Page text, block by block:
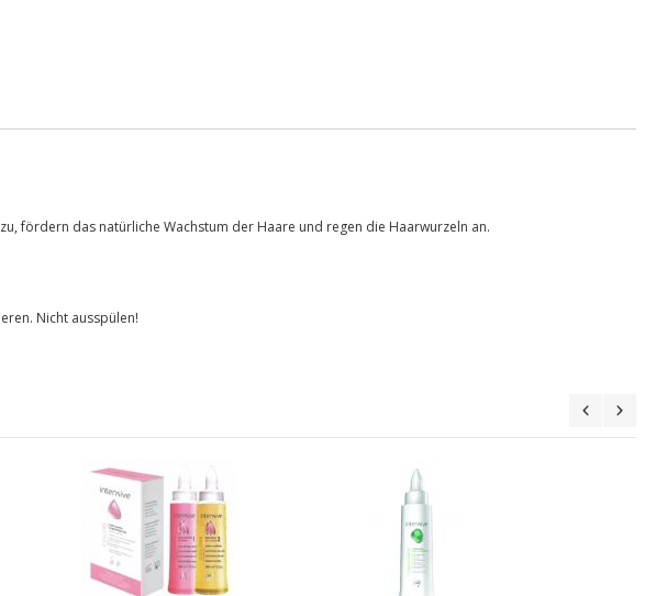
fördern das natürliche Wachstum der Haare und regen die Haarwurzeln an.
Nicht ausspülen!